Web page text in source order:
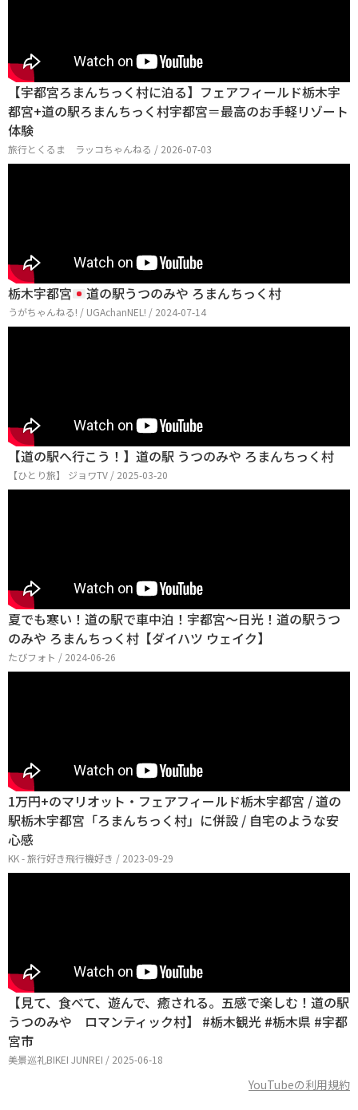
【宇都宮ろまんちっく村に泊る】フェアフィールド栃木宇
都宮+道の駅ろまんちっく村宇都宮＝最高のお手軽リゾート
体験
旅行とくるま ラッコちゃんねる / 2026-07-03
栃木宇都宮 道の駅うつのみや ろまんちっく村
うがちゃんねる! / UGAchanNEL! / 2024-07-14
【道の駅へ行こう！】道の駅 うつのみや ろまんちっく村
【ひとり旅】 ジョワTV / 2025-03-20
夏でも寒い！道の駅で車中泊！宇都宮〜日光！道の駅うつ
のみや ろまんちっく村【ダイハツ ウェイク】
たびフォト / 2024-06-26
1万円+のマリオット・フェアフィールド栃木宇都宮 / 道の
駅栃木宇都宮「ろまんちっく村」に併設 / 自宅のような安
心感
KK - 旅行好き飛行機好き / 2023-09-29
【見て、食べて、遊んで、癒される。五感で楽しむ！道の駅
うつのみや ロマンティック村】 #栃木観光 #栃木県 #宇都
宮市
美景巡礼BIKEI JUNREI / 2025-06-18
YouTubeの利用規約